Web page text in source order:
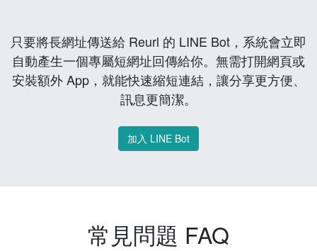
只要將長網址傳送給 Reurl 的 LINE Bot，系統會立即
自動產生一個專屬短網址回傳給你。無需打開網頁或
安裝額外 App，就能快速縮短連結，讓分享更方便、
訊息更簡潔。
加入 LINE Bot
常見問題 FAQ